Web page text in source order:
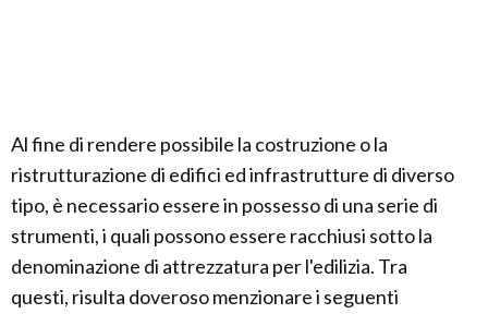
Al fine di rendere possibile la costruzione o la
ristrutturazione di edifici ed infrastrutture di diverso
tipo, è necessario essere in possesso di una serie di
strumenti, i quali possono essere racchiusi sotto la
denominazione di attrezzatura per l'edilizia. Tra
questi, risulta doveroso menzionare i seguenti